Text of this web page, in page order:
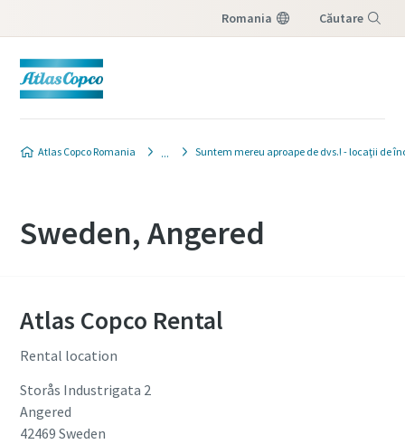
Romania Căutare
Atlas Copco Romania Suntem mereu aproape de dvs.! - locaţii de
Sweden, Angered
Atlas Copco Rental
Rental location
Storås Industrigata 2
Angered
42469 Sweden